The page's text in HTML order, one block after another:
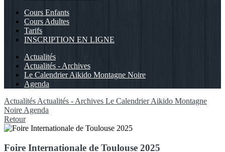
Cours Enfants
Cours Adultes
Tarifs
INSCRIPTION EN LIGNE
Actualités
Actualités - Archives
Le Calendrier Aikido Montagne Noire
Agenda
Actualités Actualités - Archives Le Calendrier Aikido Montagne
Noire Agenda
Retour
Foire Internationale de Toulouse 2025